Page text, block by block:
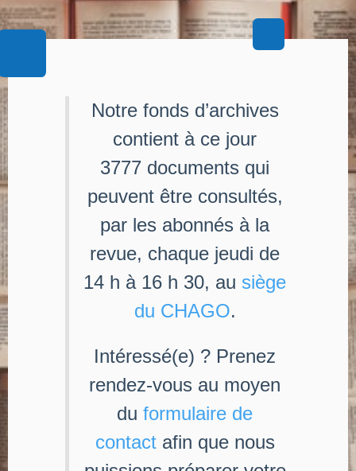
Notre fonds d’archives
contient à ce jour
3777 documents qui
peuvent être consultés,
par les abonnés à la
revue, chaque jeudi de
14 h à 16 h 30, au siège
du CHAGO.
Intéressé(e) ? Prenez
rendez-vous au moyen
du formulaire de
contactafin que nous